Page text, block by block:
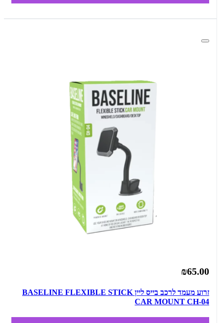
₪65.00
זרוע מעמד לרכב בייס ליין BASELINE FLEXIBLE STICK
CAR MOUNT CH-04